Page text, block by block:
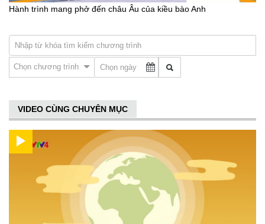
Hành trình mang phở đến châu Âu của kiều bào Anh
Chọn chương trình
VIDEO CÙNG CHUYÊN MỤC